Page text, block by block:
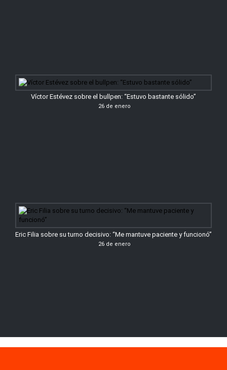
Víctor Estévez sobre el bullpen: “Estuvo bastante sólido”
26 de enero
Eric Filia sobre su turno decisivo: “Me mantuve paciente y funcionó”
26 de enero